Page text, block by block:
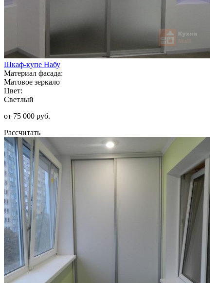
Шкаф-купе Набу
Материал фасада:
Матовое зеркало
Цвет:
Светлый
от 75 000 руб.
Рассчитать